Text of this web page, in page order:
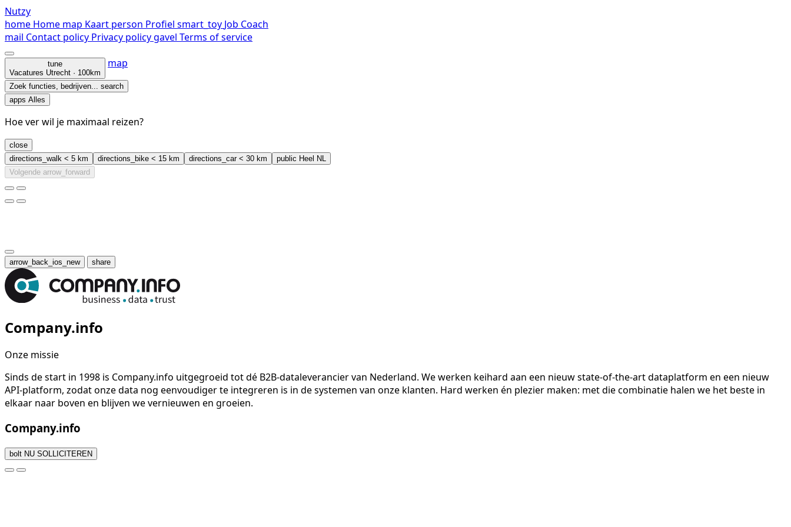
Nutzy
home Home map Kaart person Profiel smart_toy Job Coach
mail Contact policy Privacy policygavel Terms of service
tune
Vacatures Utrecht · 100km
map
Zoek functies, bedrijven... search
apps Alles
Hoe ver wil je maximaal reizen?
close
directions_walk < 5 km directions_bike < 15 km directions_car< 30 km public Heel NL
Volgende arrow_forward
arrow_back_ios_new share
Company.info
Onze missie
Sinds de start in 1998 is Company.info uitgegroeid tot dé B2B-dataleverancier van Nederland. We werken keihard aan een nieuw state-of-the-art dataplatform en een nieuw
API-platform, zodat onze data nog eenvoudiger te integreren is in de systemen van onze klanten. Hard werken én plezier maken: met die combinatie halen we het beste in
elkaar naar boven en blijven we vernieuwen en groeien.
Company.info
bolt NU SOLLICITEREN